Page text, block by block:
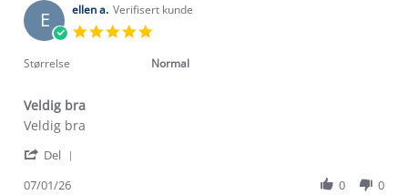
E ellen a. Verifisert kunde
rating
Størrelse Normal
Veldig bra
Review
ellen
on
review
Veldig
Veldig bra
Del
07/01/26 0 0